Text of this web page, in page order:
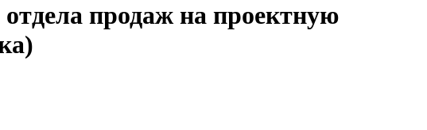
продаж на проектную